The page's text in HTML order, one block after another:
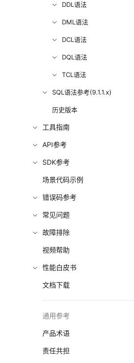
DDL语法
DML语法
DCL语法
DQL语法
TCL语法
SQL语法参考(9.1.1.x)
历史版本
工具指南
API参考
SDK参考
场景代码示例
错误码参考
常见问题
故障排除
视频帮助
性能白皮书
文档下载
通用参考
产品术语
责任共担